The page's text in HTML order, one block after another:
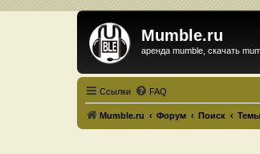
Mumble.ru
аренда mumble, скачать
Ссылки FAQ
Mumble.ru Форум Поиск Темы